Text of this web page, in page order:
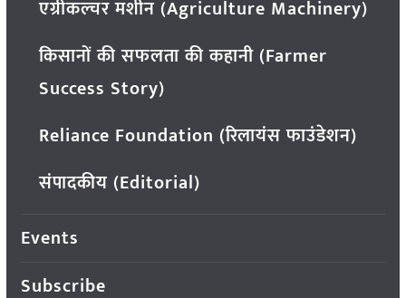
एग्रीकल्चर मशीन (Agriculture Machinery)
किसानों की सफलता की कहानी (Farmer
Success Story)
Reliance Foundation (रिलायंस फाउंडेशन)
संपादकीय (Editorial)
Events
Subscribe